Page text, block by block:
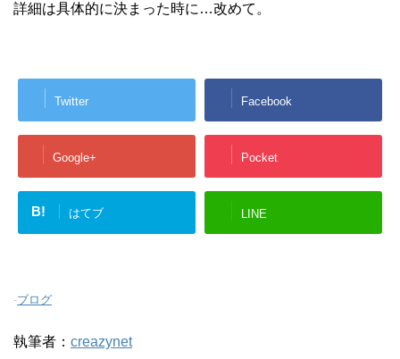
詳細は具体的に決まった時に…改めて。
Twitter Facebook
Google+ Pocket
B! はてブ LINE
-ブログ
執筆者： creazynet